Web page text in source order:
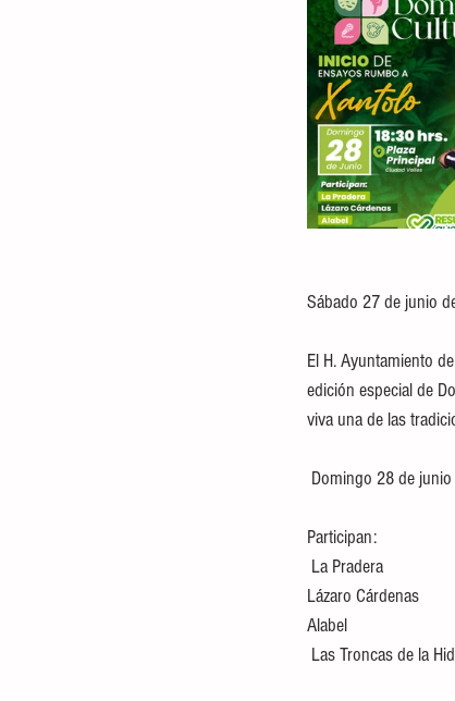
Sábado 27 de junio
El H. Ayuntamiento
edición especial de
viva una de las
Domingo 28 de
Participan:
La Pradera
Lázaro Cárdenas
Alabel
Las Troncas de la